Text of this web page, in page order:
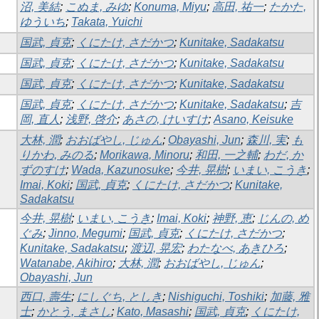
沼, 美結; こぬま, みゆ; Konuma, Miyu; 高田, 祐一; たかた,
ゆういち; Takata, Yuichi
国武, 貞克; くにたけ, さだかつ; Kunitake, Sadakatsu
国武, 貞克; くにたけ, さだかつ; Kunitake, Sadakatsu
国武, 貞克; くにたけ, さだかつ; Kunitake, Sadakatsu
国武, 貞克; くにたけ, さだかつ; Kunitake, Sadakatsu; 吉
岡, 直人 ; 浅野, 啓介; あさの, けいすけ; Asano, Keisuke
大林, 潤; おおばやし, じゅん; Obayashi, Jun; 森川, 実; も
りかわ, みのる; Morikawa, Minoru; 和田, 一之輔; わだ, か
ずのすけ; Wada, Kazunosuke; 今井, 晃樹; いまい, こうき;
Imai, Koki; 国武, 貞克; くにたけ, さだかつ; Kunitake,
Sadakatsu
今井, 晃樹; いまい, こうき; Imai, Koki; 神野, 恵; じんの, め
ぐみ; Jinno, Megumi; 国武, 貞克; くにたけ, さだかつ;
Kunitake, Sadakatsu; 渡辺, 晃宏; わたなべ, あきひろ;
Watanabe, Akihiro; 大林, 潤; おおばやし, じゅん;
Obayashi, Jun
西口, 壽生; にしぐち, としき; Nishiguchi, Toshiki; 加藤, 雅
士; かとう, まさし; Kato, Masashi; 国武, 貞克; くにたけ,